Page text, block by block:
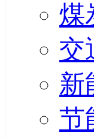
煤
交
新
节